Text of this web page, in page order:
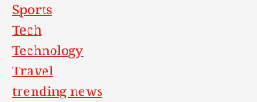
Sports
Tech
Technology
Travel
trending news